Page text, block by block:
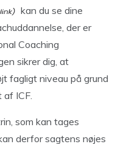
kan du se dine
der er
Coaching
sikrer dig, at
fagligt niveau på grund
ICF.
som kan tages
derfor sagtens nøjes